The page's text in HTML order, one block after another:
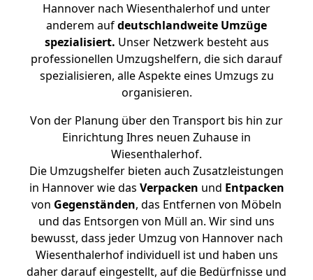
Hannover nach Wiesenthalerhof und unter
anderem aufdeutschlandweite Umzüge
spezialisiert. Unser Netzwerk besteht aus
professionellen Umzugshelfern, die sich darauf
spezialisieren, alle Aspekte eines Umzugs zu
organisieren.
Von der Planung über den Transport bis hin zur
Einrichtung Ihres neuen Zuhause in
Wiesenthalerhof.
Die Umzugshelfer bieten auch Zusatzleistungen
in Hannover wie das Verpacken und Entpacken
von Gegenständen, das Entfernen von Möbeln
und das Entsorgen von Müll an. Wir sind uns
bewusst, dass jeder Umzug von Hannover nach
Wiesenthalerhof individuell ist und haben uns
daher darauf eingestellt, auf die Bedürfnisse und